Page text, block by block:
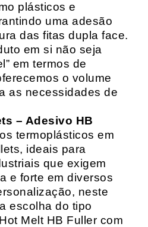
plásticos e
uma adesão
das fitas dupla face.
em si não seja
em termos de
o volume
as necessidades de
– Adesivo HB
termoplásticos em
ideais para
que exigem
e forte em diversos
neste
escolha do tipo
Melt HB Fuller com